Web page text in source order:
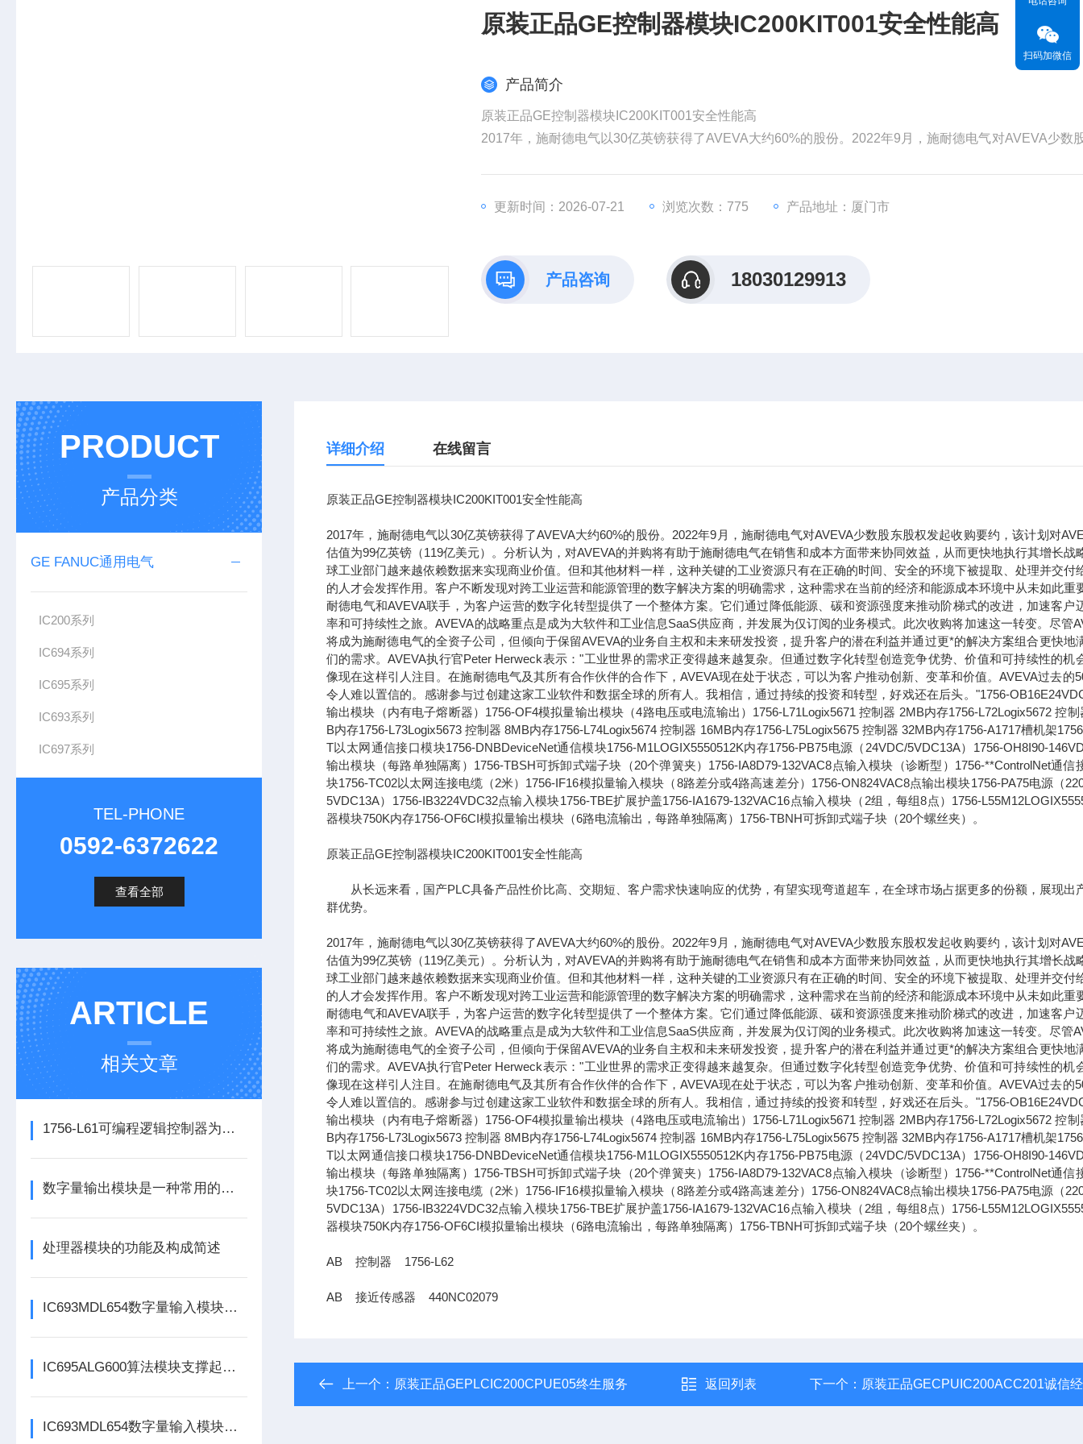
原装正品GE控制器模块IC200KIT001安全性能高
产品简介
原装正品GE控制器模块IC200KIT001安全性能高
2017年，施耐德电气以30亿英镑获得了AVEVA大约60%的股份。2022年9月，施耐德电气对AVEVA少数
全球工业部门越来越依赖数据来实现商业价值。但和其他材料
更新时间：2026-07-21 浏览次数：775 产品地址：厦门市
产品咨询 18030129913
PRODUCT
产品分类
GE FANUC通用电气
IC200系列
IC694系列
IC695系列
IC693系列
IC697系列
TEL-PHONE
0592-6372622
查看全部
ARTICLE
相关文章
1756-L61可编程逻辑控制器为各类自动化设备提供稳定可靠的控制支持
数字量输出模块是一种常用的控制器设备
处理器模块的功能及构成简述
IC693MDL654数字量输入模块的定期维护保养方法分享
IC695ALG600算法模块支撑起复杂工业场景下的过程控制
IC693MDL654数字量输入模块为系统提供实时的状态反馈
详细介绍 在线留言
原装正品GE控制器模块IC200KIT001安全性能高
2017年，施耐德电气以30亿英镑获得了AVEVA大约60%的股份。2022年9月，施耐德电气对AVEVA少数股东股权发起收购要约，该计划对
估值为99亿英镑（119亿美元）。分析认为，对AVEVA的并购将有助于施耐德电气在销售和成本方面带来协同效益，从而更快地执行其增长战
球工业部门越来越依赖数据来实现商业价值。但和其他材料一样，这种关键的工业资源只有在正确的时间、安全的环境下被提取、处理并交付
的人才会发挥作用。客户不断发现对跨工业运营和能源管理的数字解决方案的明确需求，这种需求在当前的经济和能源成本环境中从未如此重
耐德电气和AVEVA联手，为客户运营的数字化转型提供了一个整体方案。它们通过降低能源、碳和资源强度来推动阶梯式的改进，加速客户
率和可持续性之旅。AVEVA的战略重点是成为大软件和工业信息SaaS供应商，并发展为仅订阅的业务模式。此次收购将加速这一转变。尽管
将成为施耐德电气的全资子公司，但倾向于保留AVEVA的业务自主权和未来研发投资，提升客户的潜在利益并通过更*的解决方案组合更快地
们的需求。AVEVA执行官Peter Herweck表示："工业世界的需求正变得越来越复杂。但通过数字化转型创造竞争优势、价值和可持续性的机
像现在这样引人注目。在施耐德电气及其所有合作伙伴的合作下，AVEVA现在处于状态，可以为客户推动创新、变革和价值。AVEVA过去的
令人难以置信的。感谢参与过创建这家工业软件和数据全球的所有人。我相信，通过持续的投资和转型，好戏还在后头。"1756-
输出模块（内有电子熔断器）1756-OF4模拟量输出模块（4路电压或电流输出）1756-L71Logix5671 控制器 2MB内存1756-L72Logix5672 控制
B内存1756-L73Logix5673 控制器 8MB内存1756-L74Logix5674 控制器 16MB内存1756-L75Logix5675 控制器 32MB内存1756-A1717槽机架
T以太网通信接口模块1756-DNBDeviceNet通信模块1756-M1LOGIX5550512K内存1756-PB75电源（24VDC/5VDC13A）1756-OH8I90-
输出模块（每路单独隔离）1756-TBSH可拆卸式端子块（20个弹簧夹）1756-IA8D79-132VAC8点输入模块（诊断型）1756-**ControlNet通信
块1756-TC02以太网连接电缆（2米）1756-IF16模拟量输入模块（8路差分或4路高速差分）1756-ON824VAC8点输出模块1756-PA75电源（
5VDC13A）1756-IB3224VDC32点输入模块1756-TBE扩展护盖1756-IA1679-132VAC16点输入模块（2组，每组8点）1756-
器模块750K内存1756-OF6CI模拟量输出模块（6路电流输出，每路单独隔离）1756-TBNH可拆卸式端子块（20个螺丝夹）。
原装正品GE控制器模块IC200KIT001安全性能高
从长远来看，国产PLC具备产品性价比高、交期短、客户需求快速响应的优势，有望实现弯道超车，在全球市场占据更多的份额，展现出
群优势。
2017年，施耐德电气以30亿英镑获得了AVEVA大约60%的股份。2022年9月，施耐德电气对AVEVA少数股东股权发起收购要约，该计划对
估值为99亿英镑（119亿美元）。分析认为，对AVEVA的并购将有助于施耐德电气在销售和成本方面带来协同效益，从而更快地执行其增长战
球工业部门越来越依赖数据来实现商业价值。但和其他材料一样，这种关键的工业资源只有在正确的时间、安全的环境下被提取、处理并交付
的人才会发挥作用。客户不断发现对跨工业运营和能源管理的数字解决方案的明确需求，这种需求在当前的经济和能源成本环境中从未如此重
耐德电气和AVEVA联手，为客户运营的数字化转型提供了一个整体方案。它们通过降低能源、碳和资源强度来推动阶梯式的改进，加速客户
率和可持续性之旅。AVEVA的战略重点是成为大软件和工业信息SaaS供应商，并发展为仅订阅的业务模式。此次收购将加速这一转变。尽管
将成为施耐德电气的全资子公司，但倾向于保留AVEVA的业务自主权和未来研发投资，提升客户的潜在利益并通过更*的解决方案组合更快地
们的需求。AVEVA执行官Peter Herweck表示："工业世界的需求正变得越来越复杂。但通过数字化转型创造竞争优势、价值和可持续性的机
像现在这样引人注目。在施耐德电气及其所有合作伙伴的合作下，AVEVA现在处于状态，可以为客户推动创新、变革和价值。AVEVA过去的
令人难以置信的。感谢参与过创建这家工业软件和数据全球的所有人。我相信，通过持续的投资和转型，好戏还在后头。"1756-
输出模块（内有电子熔断器）1756-OF4模拟量输出模块（4路电压或电流输出）1756-L71Logix5671 控制器 2MB内存1756-L72Logix5672 控制
B内存1756-L73Logix5673 控制器 8MB内存1756-L74Logix5674 控制器 16MB内存1756-L75Logix5675 控制器 32MB内存1756-A1717槽机架
T以太网通信接口模块1756-DNBDeviceNet通信模块1756-M1LOGIX5550512K内存1756-PB75电源（24VDC/5VDC13A）1756-OH8I90-
输出模块（每路单独隔离）1756-TBSH可拆卸式端子块（20个弹簧夹）1756-IA8D79-132VAC8点输入模块（诊断型）1756-**ControlNet通信
块1756-TC02以太网连接电缆（2米）1756-IF16模拟量输入模块（8路差分或4路高速差分）1756-ON824VAC8点输出模块1756-PA75电源（
5VDC13A）1756-IB3224VDC32点输入模块1756-TBE扩展护盖1756-IA1679-132VAC16点输入模块（2组，每组8点）1756-
器模块750K内存1756-OF6CI模拟量输出模块（6路电流输出，每路单独隔离）1756-TBNH可拆卸式端子块（20个螺丝夹）。
AB 控制器 1756-L62
AB 接近传感器 440NC02079
上一个： 原装正品GEPLCIC200CPUE05终生服务 返回列表 下一个： 原装正品GECPUIC200ACC201诚信
扫码加微信